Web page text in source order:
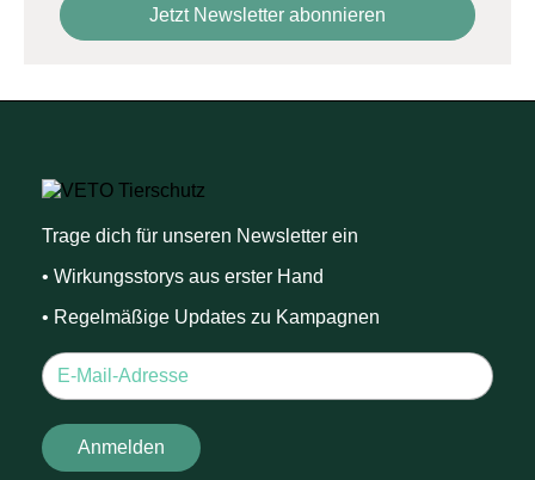
Trage dich für unseren Newsletter ein
• Wirkungsstorys aus erster Hand
• Regelmäßige Updates zu Kampagnen